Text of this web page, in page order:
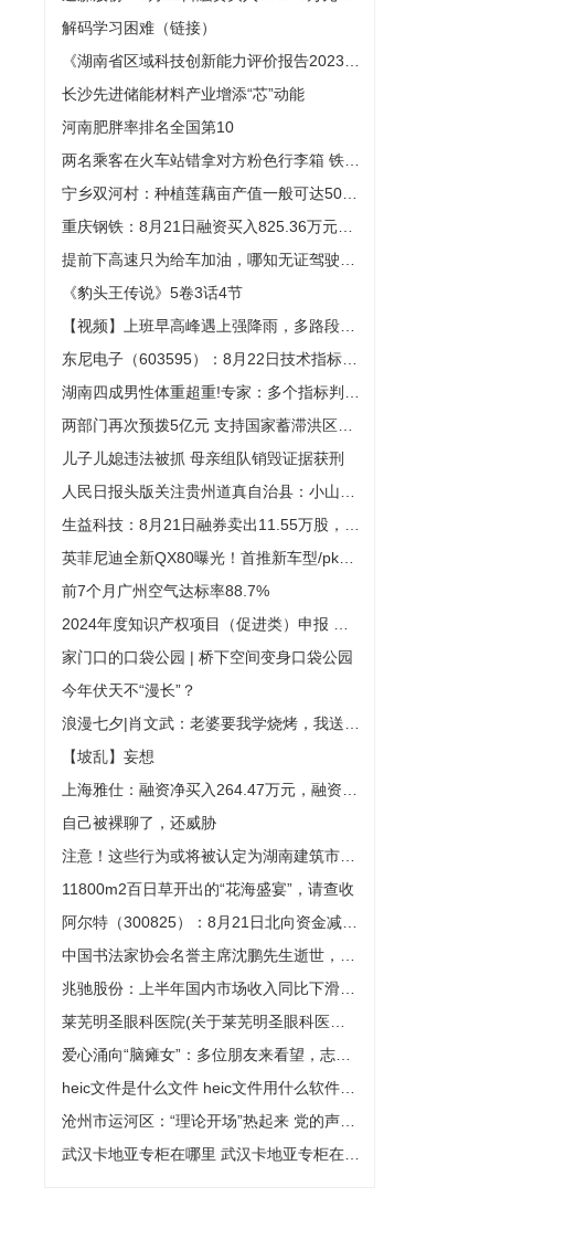
解码学习困难（链接）
长沙先进储能材料产业增添“芯”动能
河南肥胖率排名全国第10
《豹头王传说》5卷3话4节
儿子儿媳违法被抓 母亲组队销毁证据获刑
前7个月广州空气达标率88.7%
家门口的口袋公园 | 桥下空间变身口袋公园
今年伏天不“漫长”？
【坡乱】妄想
自己被裸聊了，还威胁
11800m2百日草开出的“花海盛宴”，请查收